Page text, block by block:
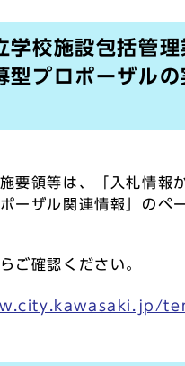
学校施設包括管理
型プロポーザルの
要領等は、「入札情報
ーザル関連情報」のペ
ご確認ください。